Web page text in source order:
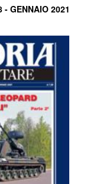
- GENNAIO 2021